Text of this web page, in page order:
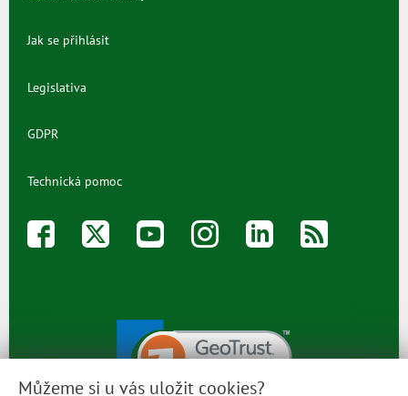
Jak se přihlásit
Legislativa
GDPR
Technická pomoc
Můžeme si u vás uložit cookies?